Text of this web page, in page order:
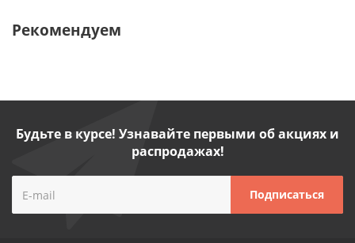
Рекомендуем
Будьте в курсе! Узнавайте первыми об акциях и
распродажах!